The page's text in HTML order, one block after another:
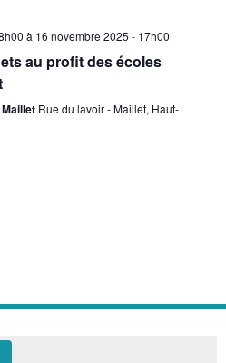
à 16 novembre 2025 - 17h00
au profit des écoles
Rue du lavoir - Maillet, Haut-